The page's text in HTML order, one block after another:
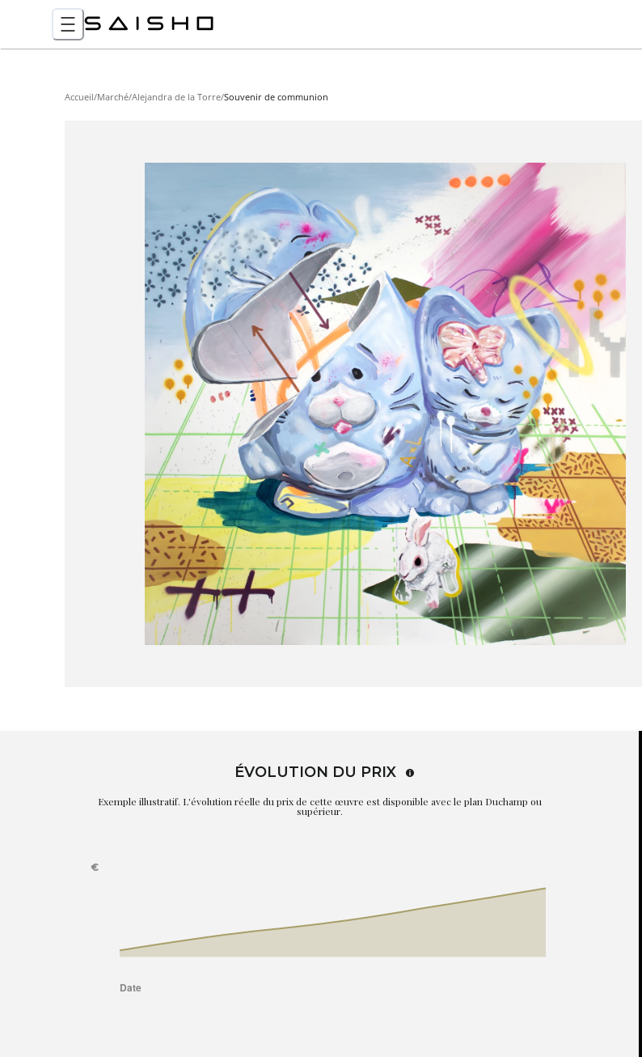
Accueil/Marché/Alejandra de la Torre/Souvenir de communion
ÉVOLUTION DU PRIX
Exemple illustratif. L'évolution réelle du prix de cette œuvre est disponible avec le plan Duchamp ou
supérieur.